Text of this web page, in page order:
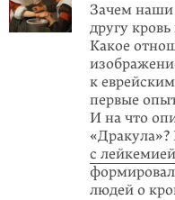
Зачем наши
другу
Какое
к
первые
И на что
«Дракула»?
с лейкемией
людей о